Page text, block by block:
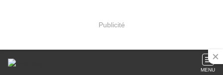
Publicité
MENU